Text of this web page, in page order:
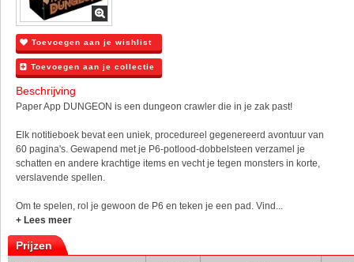
Toevoegen aan je wishlist
Toevoegen aan je collectie
Beschrijving
Paper App DUNGEON is een dungeon crawler die in je zak past!
Elk notitieboek bevat een uniek, procedureel gegenereerd avontuur van
60 pagina's. Gewapend met je P6-potlood-dobbelsteen verzamel je
schatten en andere krachtige items en vecht je tegen monsters in korte,
verslavende spellen.
Om te spelen, rol je gewoon de P6 en teken je een pad. Vind...
+ Lees meer
Prijzen